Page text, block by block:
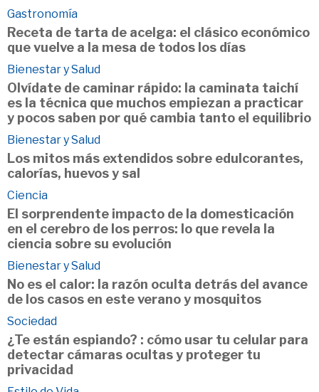
Gastronomía
Receta de tarta de acelga: el clásico económico
que vuelve a la mesa de todos los días
Bienestar y Salud
Olvídate de caminar rápido: la caminata taichí
es la técnica que muchos empiezan a practicar
y pocos saben por qué cambia tanto el equilibrio
Bienestar y Salud
Los mitos más extendidos sobre edulcorantes,
calorías, huevos y sal
Ciencia
El sorprendente impacto de la domesticación
en el cerebro de los perros: lo que revela la
ciencia sobre su evolución
Bienestar y Salud
No es el calor: la razón oculta detrás del avance
de los casos en este verano y mosquitos
Sociedad
¿Te están espiando? : cómo usar tu celular para
detectar cámaras ocultas y proteger tu
privacidad